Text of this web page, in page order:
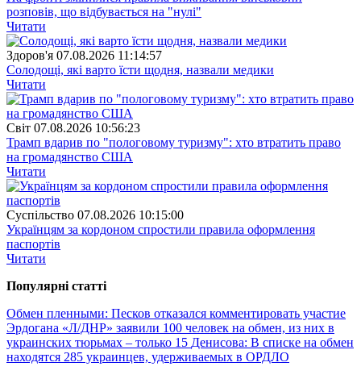
розповів, що відбувається на "нулі"
Читати
Здоров'я 07.08.2026 11:14:57
Солодощі, які варто їсти щодня, назвали медики
Читати
Свiт 07.08.2026 10:56:23
Трамп вдарив по "пологовому туризму": хто втратить право
на громадянство США
Читати
Суспiльство 07.08.2026 10:15:00
Українцям за кордоном спростили правила оформлення
паспортів
Читати
Популярнi статтi
Обмен пленными: Песков отказался комментировать участие
Эрдогана «Л/ДНР» заявили 100 человек на обмен, из них в
украинских тюрьмах – только 15 Денисова: В списке на обмен
находятся 285 украинцев, удерживаемых в ОРДЛО